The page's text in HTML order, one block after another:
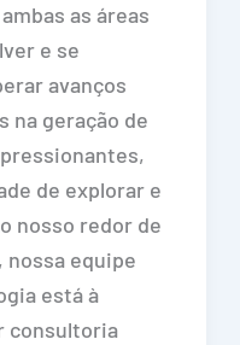
as áreas
e se
avanços
na geração de
de explorar e
nosso redor de
nossa equipe
está à
consultoria